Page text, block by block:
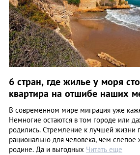
6 стран, где жилье у моря
квартира на отшибе наших
В современном мире миграция уже
Немногие остаются в том городе или
родились. Стремление к лучшей жизни
рационально для человека, чем слепое
родине. Да и выгодных Читать еще